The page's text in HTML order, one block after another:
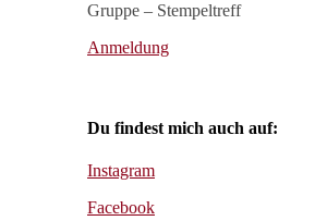
Gruppe – Stempeltreff
Anmeldung
Du findest mich auch auf:
Instagram
Facebook